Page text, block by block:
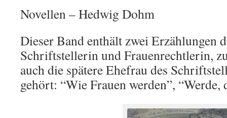
Novellen – Hedwig Dohm
Dieser Band enthält zwei Erzählungen
Schriftstellerin und Frauenrechtlerin,
auch die spätere Ehefrau des
gehört: “Wie Frauen werden”,